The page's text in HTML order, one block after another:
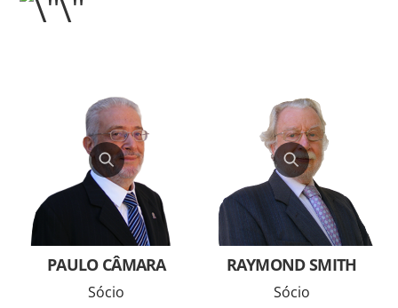
PAULO CÂMARA
Sócio
RAYMOND SMITH
Sócio